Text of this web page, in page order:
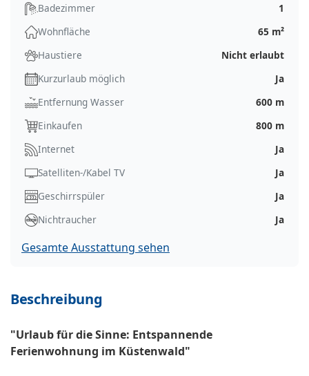
Badezimmer
1
Wohnfläche
65 m²
Haustiere
Nicht erlaubt
Kurzurlaub möglich
Ja
Entfernung Wasser
600 m
Einkaufen
800 m
Internet
Ja
Satelliten-/Kabel TV
Ja
Geschirrspüler
Ja
Nichtraucher
Ja
Gesamte Ausstattung sehen
Beschreibung
"Urlaub für die Sinne: Entspannende
Ferienwohnung im Küstenwald"